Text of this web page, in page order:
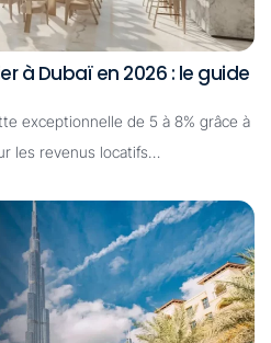
à Dubaï en 2026 : le guide
exceptionnelle de 5 à 8% grâce à
les revenus locatifs…